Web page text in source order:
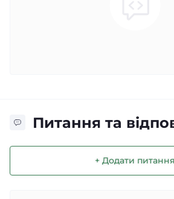
Питання та
+ Додати питання